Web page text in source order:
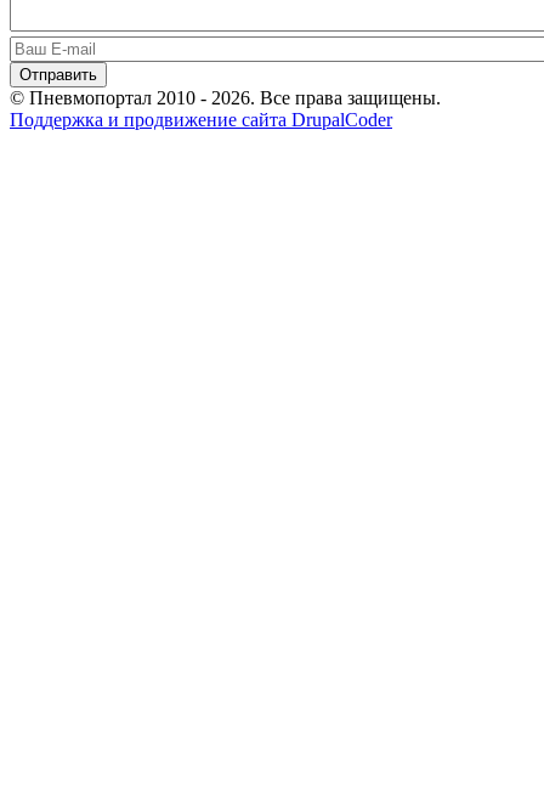
© Пневмопортал 2010 - 2026. Все права защищены.
Поддержка и продвижение сайта DrupalCoder